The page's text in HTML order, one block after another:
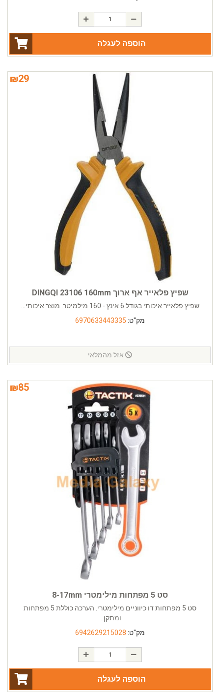
הוספה לעגלה
₪29
שפיץ פלאייר אף ארוך DINGQI 23106 160mm
שפיץ פלאייר איכותי בגודל 6 אינץ - 160 מילמיטר. מוצר איכותי...
מק"ט: 6970633443335
אזל מהמלאי
₪85
סט 5 מפתחות מילימטרי 8-17mm
סט 5 מפתחות דו כיווניים מילימטרי. הערכה כוללת 5 מפתחות
ומתקן...
מק"ט: 6942629215028
הוספה לעגלה